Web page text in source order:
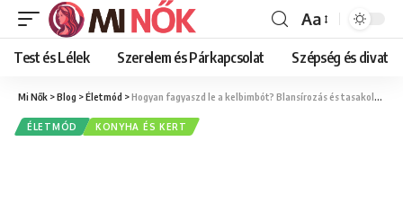
Font
Resizer
Aa
Test és Lélek Szerelem és Párkapcsolat Szépség és divat
Mi Nők >Blog >Életmód >Hogyan fagyaszd le a kelbimbót? Blansírozás és tasakolás lépésről lépésre
ÉLETMÓD KONYHA ÉS KERT